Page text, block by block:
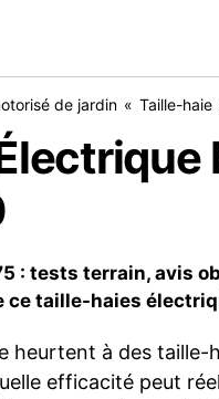
de jardin Taille-haie
: tests terrain, avis
ce taille-haies
heurtent à des
efficacité peut